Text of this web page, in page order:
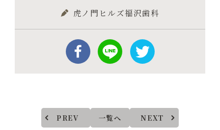
虎ノ門ヒルズ福沢歯科
PREV 一覧へ NEXT